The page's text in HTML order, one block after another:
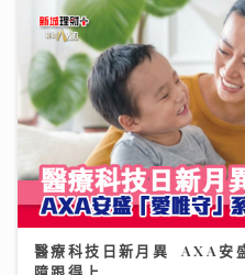
醫療科技日新月異 AXA安